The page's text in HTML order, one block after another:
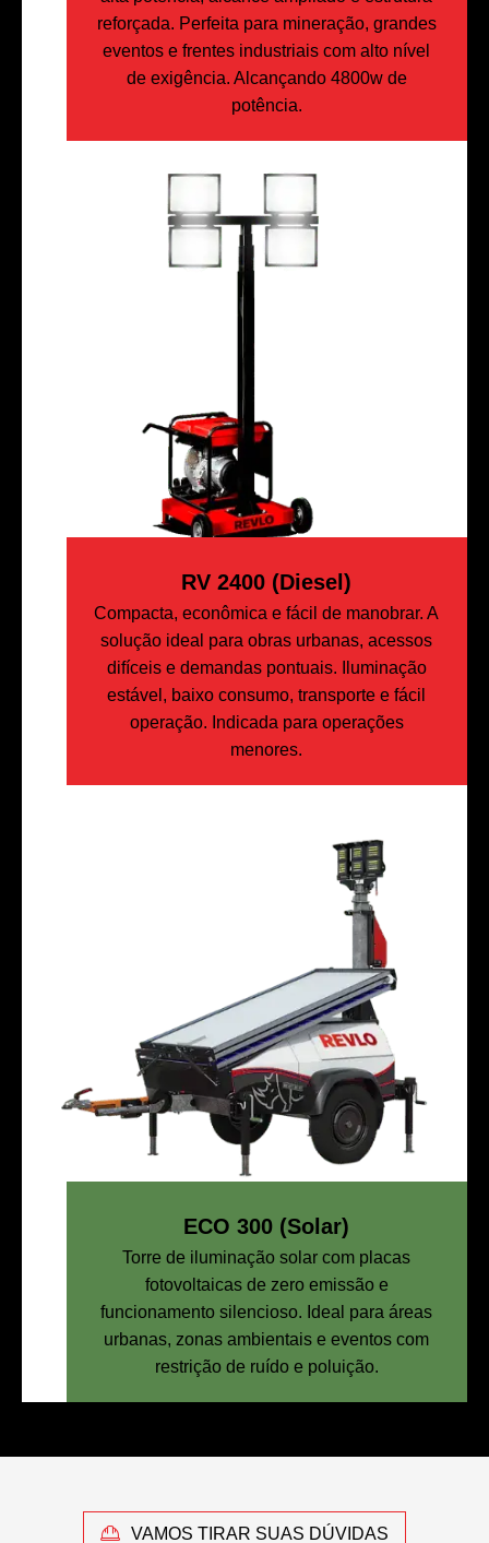
reforçada. Perfeita para mineração, grandes
eventos e frentes industriais com alto nível
de exigência. Alcançando 4800w de
potência.
RV 2400 (Diesel)
Compacta, econômica e fácil de manobrar. A
solução ideal para obras urbanas, acessos
difíceis e demandas pontuais. Iluminação
estável, baixo consumo, transporte e fácil
operação. Indicada para operações
menores.
ECO 300 (Solar)
Torre de iluminação solar com placas
fotovoltaicas de zero emissão e
funcionamento silencioso. Ideal para áreas
urbanas, zonas ambientais e eventos com
restrição de ruído e poluição.
VAMOS TIRAR SUAS DÚVIDAS